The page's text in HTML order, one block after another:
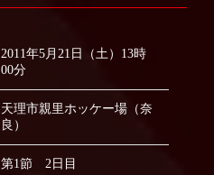
2011年5月21日（土）13時
00分
天理市親里ホッケー場（奈
良）
第1節 2日目